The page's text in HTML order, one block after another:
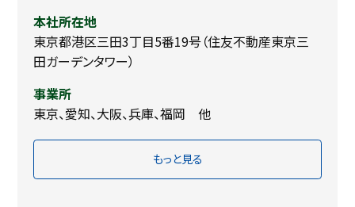
本社所在地
東京都港区三田3丁目5番19号（住友不動産東京三
田ガーデンタワー）
事業所
東京、愛知、大阪、兵庫、福岡 他
もっと見る